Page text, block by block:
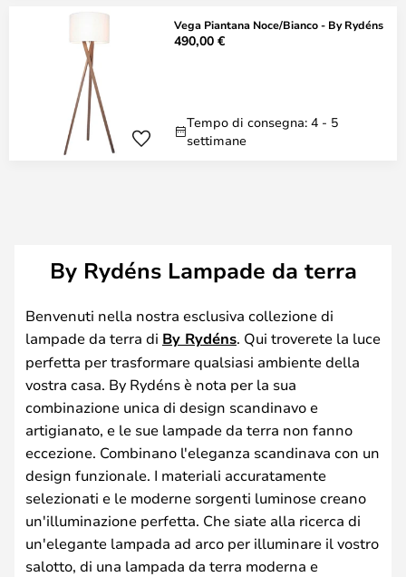
Vega Piantana Noce/Bianco - By Rydéns
490,00 €
Tempo di consegna: 4 - 5
settimane
By Rydéns Lampade da terra
Benvenuti nella nostra esclusiva collezione di
lampade da terra di By Rydéns. Qui troverete la luce
perfetta per trasformare qualsiasi ambiente della
vostra casa. By Rydéns è nota per la sua
combinazione unica di design scandinavo e
artigianato, e le sue lampade da terra non fanno
eccezione. Combinano l'eleganza scandinava con un
design funzionale. I materiali accuratamente
selezionati e le moderne sorgenti luminose creano
un'illuminazione perfetta. Che siate alla ricerca di
un'elegante lampada ad arco per illuminare il vostro
salotto, di una lampada da terra moderna e